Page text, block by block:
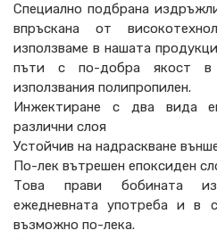
Специално подбрана
впръскана от
използваме в нашата
пъти с по-добра якост в
използвания полипропилен.
Инжектиране с два вида
различни слоя
Устойчив на надраскване
По-лек вътрешен епоксиден
Това прави бобината
ежедневната употреба и в
възможно по-лека.